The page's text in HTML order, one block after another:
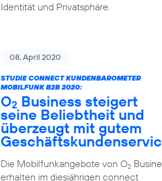
Identität und Privatsphäre.
08. April 2020
STUDIE CONNECT KUNDENBAROMETER
MOBILFUNK B2B 2020:
O2 Business steigert
seine Beliebtheit und
überzeugt mit gutem
Die Mobilfunkangebote von O2
erhalten im diesjährigen connect